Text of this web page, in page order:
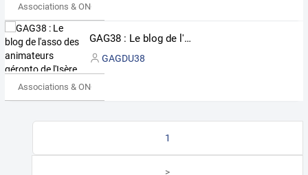
Associations & ONG
GAG38 : Le blog de l'asso des animateurs géronto de l'Isère
GAGDU38
Associations & ONG
1
>